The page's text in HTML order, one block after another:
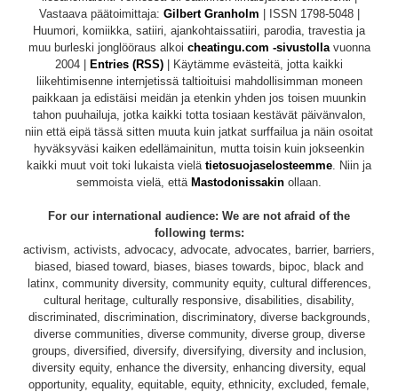
Vastaava päätoimittaja: Gilbert Granholm | ISSN 1798-5048 |
Huumori, komiikka, satiiri, ajankohtaissatiiri, parodia, travestia ja
muu burleski jonglööraus alkoi cheatingu.com -sivustollavuonna
2004 | Entries (RSS) | Käytämme evästeitä, jotta kaikki
liikehtimisenne internjetissä taltioituisi mahdollisimman moneen
paikkaan ja edistäisi meidän ja etenkin yhden jos toisen muunkin
tahon puuhailuja, jotka kaikki totta tosiaan kestävät päivänvalon,
niin että eipä tässä sitten muuta kuin jatkat surffailua ja näin osoitat
hyväksyväsi kaiken edellämainitun, mutta toisin kuin jokseenkin
kaikki muut voit toki lukaista vielä tietosuojaselosteemme . Niin ja
semmoista vielä, että Mastodonissakin ollaan.
For our international audience: We are not afraid of the
following terms:
activism, activists, advocacy, advocate, advocates, barrier, barriers,
biased, biased toward, biases, biases towards, bipoc, black and
latinx, community diversity, community equity, cultural differences,
cultural heritage, culturally responsive, disabilities, disability,
discriminated, discrimination, discriminatory, diverse backgrounds,
diverse communities, diverse community, diverse group, diverse
groups, diversified, diversify, diversifying, diversity and inclusion,
diversity equity, enhance the diversity, enhancing diversity, equal
opportunity, equality, equitable, equity, ethnicity, excluded, female,